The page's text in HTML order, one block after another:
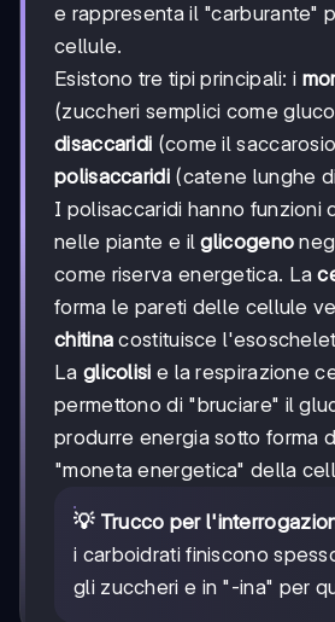
e rappresenta il "carburante"
cellule.
Esistono tre tipi principali: i
(zuccheri semplici come
disaccaridi (come il
polisaccaridi(catene lunghe
I polisaccaridi hanno funzioni
nelle piante e ilglicogeno
come riserva energetica. La
forma le pareti delle cellule
chitina costituisce
La glicolisi e la respirazione
permettono di "bruciare" il
produrre energia sotto forma
"moneta energetica" della
💡 Trucco per
i carboidrati finiscono
gli zuccheri e in "-ina" per